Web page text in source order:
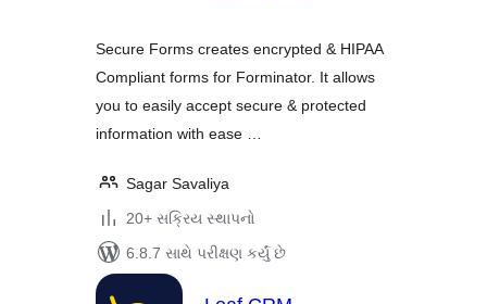
Secure Forms creates encrypted & HIPAA
Compliant forms for Forminator. It allows
you to easily accept secure & protected
information with ease …
Sagar Savaliya
20+ સક્રિય સ્થાપનો
6.8.7 સાથે પરીક્ષણ કર્યું છે